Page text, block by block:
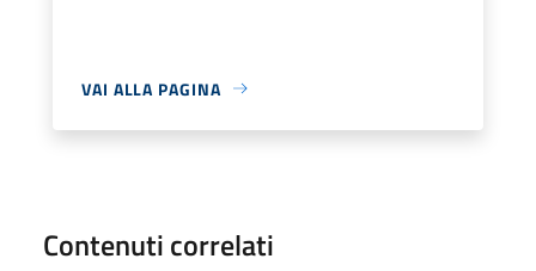
VAI ALLA PAGINA
Contenuti correlati